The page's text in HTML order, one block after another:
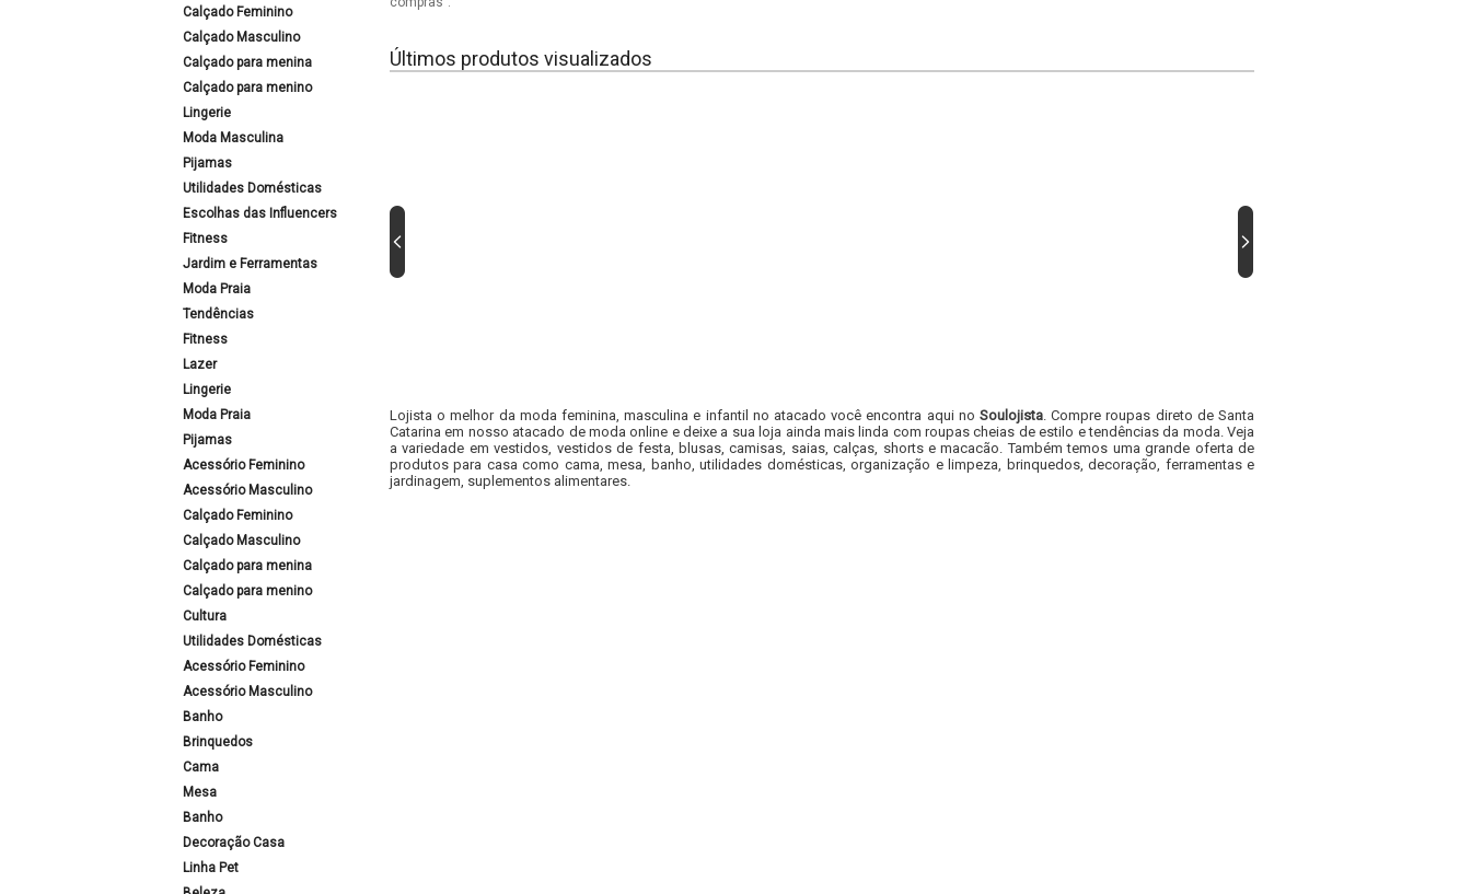
Calçado Feminino
Calçado Masculino
Calçado para menina
Calçado para menino
Lingerie
Moda Masculina
Pijamas
Utilidades Domésticas
Escolhas das Influencers
Fitness
Jardim e Ferramentas
Moda Praia
Tendências
Fitness
Lazer
Lingerie
Moda Praia
Pijamas
Acessório Feminino
Acessório Masculino
Calçado Feminino
Calçado Masculino
Calçado para menina
Calçado para menino
Cultura
Utilidades Domésticas
Acessório Feminino
Acessório Masculino
Banho
Brinquedos
Cama
Mesa
Banho
Decoração Casa
Linha Pet
Últimos produtos visualizados
Lojista o melhor da moda feminina, masculina e infantil no atacado você encontra aqui no Soulojista. Compre roupas direto de Santa
Catarina em nosso atacado de moda online e deixe a sua loja ainda mais linda com roupas cheias de estilo e tendências da moda. Veja
a variedade em vestidos, vestidos de festa, blusas, camisas, saias, calças, shorts e macacão. Também temos uma grande oferta de
produtos para casa como cama, mesa, banho, utilidades domésticas, organização e limpeza, brinquedos, decoração, ferramentas e
jardinagem, suplementos alimentares.